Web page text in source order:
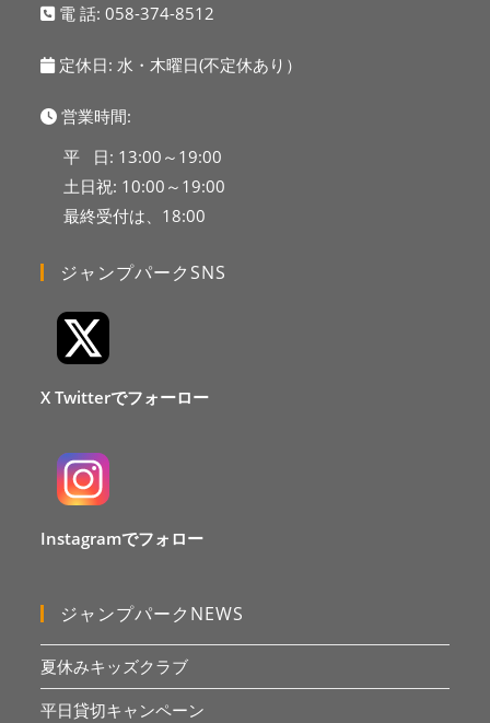
電 話:058-374-8512
定休日: 水・木曜日(不定休あり）
営業時間:
平 日: 13:00～19:00
土日祝: 10:00～19:00
最終受付は、18:00
ジャンプパークSNS
X Twitterでフォーロー
Instagramでフォロー
ジャンプパークNEWS
夏休みキッズクラブ
平日貸切キャンペーン